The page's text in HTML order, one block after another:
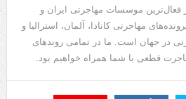
موسسات مهاجرتی ایران و
مهاجرتی کانادا، آلمان، استرالیا و
در جهان است. ما در تمامی روندهای
قطعی با شما همراه خواهیم بود.